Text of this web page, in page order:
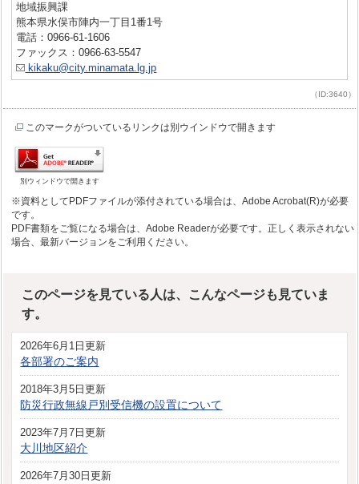
地域振興課
熊本県水俣市陣内一丁目1番1号
電話：0966-61-1606
ファックス：0966-63-5547
kikaku@city.minamata.lg.jp
（ID:3640）
このマークがついているリンクは別ウインドウで開きます
別ウィンドウで開きます
※資料としてPDFファイルが添付されている場合は、Adobe Acrobat(R)が必要
です。
PDF書類をご覧になる場合は、Adobe Readerが必要です。正しく表示されない
場合、最新バージョンをご利用ください。
このページを見ている人は、こんなページも見ていま
す。
2026年6月1日更新
各部署のご案内
2018年3月5日更新
防災行政無線戸別受信機の設置について
2023年7月7日更新
大川地区紹介
2026年7月30日更新